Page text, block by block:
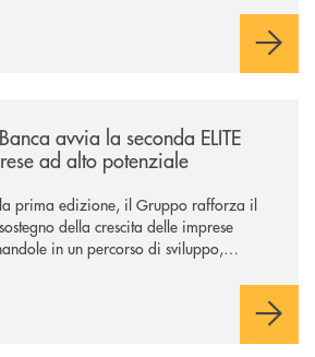
per la finalizzazione dell’operazione.
avvia la seconda ELITE
ad alto potenziale
prima edizione, il Gruppo rafforza il
della crescita delle imprese
in un percorso di sviluppo,